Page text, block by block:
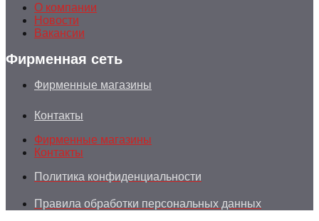
О компании
Новости
Вакансии
Фирменная сеть
Фирменные магазины
Контакты
Фирменные магазины
Контакты
Политика конфиденциальности
Правила обработки персональных данных